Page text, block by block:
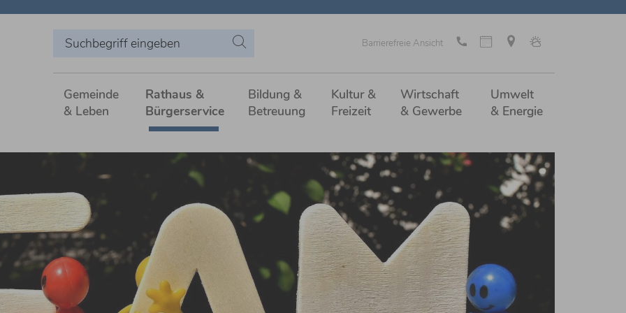
Barrierefreie Ansicht
Gemeinde
& Leben
Rathaus &
Bürgerservice
Bildung &
Betreuung
Kultur &
Freizeit
Wirtschaft
& Gewerbe
Umwelt
& Energie